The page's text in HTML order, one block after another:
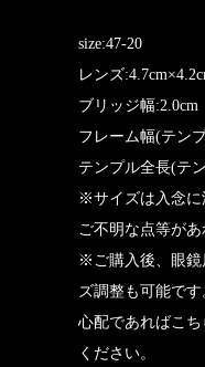
size:47-20
レンズ
ブリッジ幅:2.0cm
フレーム幅(テン
テンプル全長(テ
※サイズは入念に
ご不明な点等が
※ご購入後、眼鏡
ズ調整も可能です
心配であればこ
ください。